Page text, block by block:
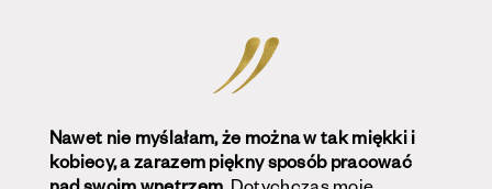
Nawet nie myślałam, że można w tak miękki i
kobiecy, a zarazem piękny sposób pracować